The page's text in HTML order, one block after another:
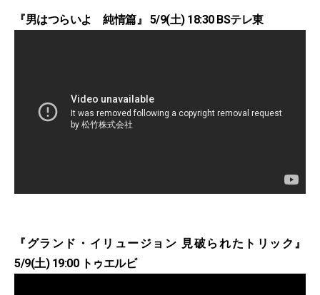
『男はつらいよ 純情篇』 5/9(土) 18:30 BSテレ東
『グランド・イリュージョン 見破られたトリック』
5/9(土) 19:00 トゥエルビ